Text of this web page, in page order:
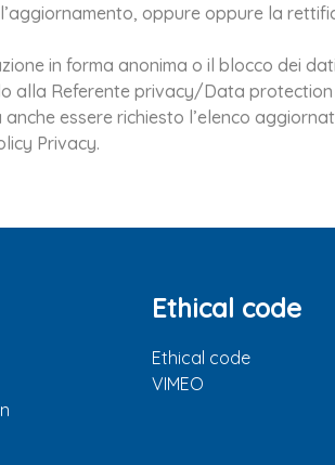
oppure oppure la
in forma anonima o il blocco dei
alla Referente privacy/Data
essere richiesto l’elenco
Privacy.
Ethical code
Ethical code
VIMEO